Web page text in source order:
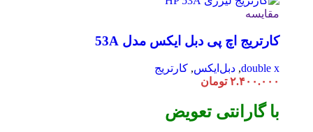
مقایسه
کارتریج اچ پی دبل ایکس مدل 53A
double x
, دبل‌ایکس, کارتریج
۲.۴۰۰.۰۰۰ تومان
با گارانتی تعویض